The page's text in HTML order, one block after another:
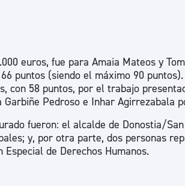
euros, fue para Amaia Mateos y
puntos (siendo el máximo 90
con 58 puntos, por el trabajo
Garbiñe Pedroso e Inhar Agirrezabala
fueron: el alcalde de Donostia/
y, por otra parte, dos personas
Especial de Derechos Humanos.